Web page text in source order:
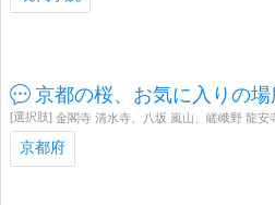
京都の桜、お気に入りの
金閣寺 清水寺、八坂 嵐山、嵯峨野 龍安寺 銀閣寺 哲学の道 円山公園 岡崎公園 山科疏水 伏見 嵐電鳴滝、桜トンネル 京都御所 鴨川、賀茂
京都府